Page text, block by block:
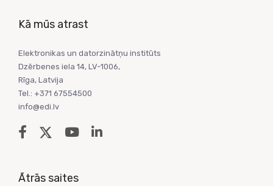
Kā mūs atrast
Elektronikas un datorzinātņu institūts
Dzērbenes iela 14, LV-1006,
Rīga, Latvija
Tel.: +371 67554500
info@edi.lv
Ātrās saites